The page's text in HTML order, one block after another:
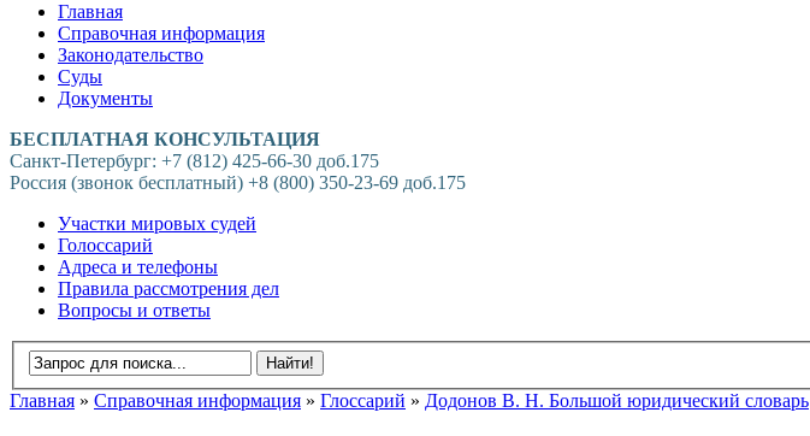
Главная
Справочная информация
Законодательство
Суды
Документы
БЕСПЛАТНАЯ КОНСУЛЬТАЦИЯ
Санкт-Петербург: +7 (812) 425-66-30 доб.175
Россия (звонок бесплатный) +8 (800) 350-23-69 доб.175
Участки мировых судей
Голоссарий
Адреса и телефоны
Правила рассмотрения дел
Вопросы и ответы
Главная » Справочная информация » Глоссарий » Додонов В. Н. Большой юридический словарь